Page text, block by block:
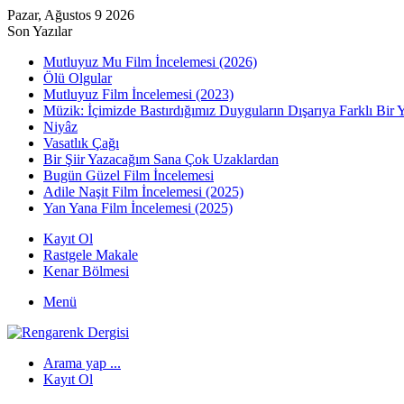
Pazar, Ağustos 9 2026
Son Yazılar
Mutluyuz Mu Film İncelemesi (2026)
Ölü Olgular
Mutluyuz Film İncelemesi (2023)
Müzik: İçimizde Bastırdığımız Duyguların Dışarıya Farklı Bir
Niyâz
Vasatlık Çağı
Bir Şiir Yazacağım Sana Çok Uzaklardan
Bugün Güzel Film İncelemesi
Adile Naşit Film İncelemesi (2025)
Yan Yana Film İncelemesi (2025)
Kayıt Ol
Rastgele Makale
Kenar Bölmesi
Menü
Arama yap ...
Kayıt Ol